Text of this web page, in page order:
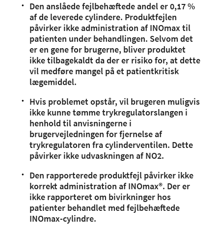
Den anslåede fejlbehæftede andel er 0,17 %
af de leverede cylindere. Produktfejlen
påvirker ikke administration af INOmax til
patienten under behandlingen. Selvom det
er en gene for brugerne, bliver produktet
ikke tilbagekaldt da der er risiko for, at dette
vil medføre mangel på et patientkritisk
lægemiddel.
Hvis problemet opstår, vil brugeren muligvis
ikke kunne tømme trykregulatorslangen i
henhold til anvisningerne i
brugervejledningen for fjernelse af
trykregulatoren fra cylinderventilen. Dette
påvirker ikke udvaskningen af NO2.
Den rapporterede produktfejl påvirker ikke
korrekt administration af INOmax®. Der er
ikke rapporteret om bivirkninger hos
patienter behandlet med fejlbehæftede
INOmax-cylindre.